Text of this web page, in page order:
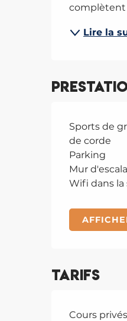
complètent
Lire la
Sports de
de corde
Parking
Mur
Wifi dans la
Tarifs
Cours